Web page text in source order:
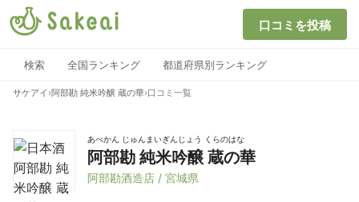
口コミを投稿
検索 全国ランキング 都道府県別ランキング
サケアイ ›阿部勘 純米吟醸 蔵の華›口コミ一覧
あべかん じゅんまいぎんじょう くらのはな
阿部勘 純米吟醸 蔵の華
阿部勘酒造店 / 宮城県